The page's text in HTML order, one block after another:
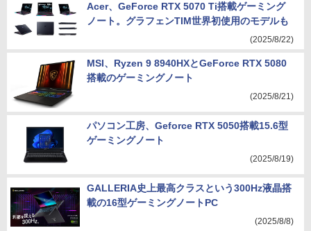
Acer、GeForce RTX 5070 Ti搭載ゲーミング
ノート。グラフェンTIM世界初使用のモデルも
(2025/8/22)
MSI、Ryzen 9 8940HXとGeForce RTX 5080
搭載のゲーミングノート
(2025/8/21)
パソコン工房、Geforce RTX 5050搭載15.6型
ゲーミングノート
(2025/8/19)
GALLERIA史上最高クラスという300Hz液晶搭
載の16型ゲーミングノートPC
(2025/8/8)